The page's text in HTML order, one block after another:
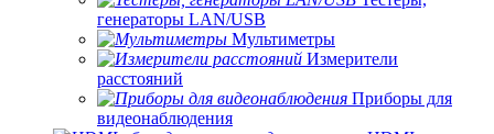
генераторы LAN/USB
Мультиметры
Измерители
расстояний
Приборы для
видеонаблюдения